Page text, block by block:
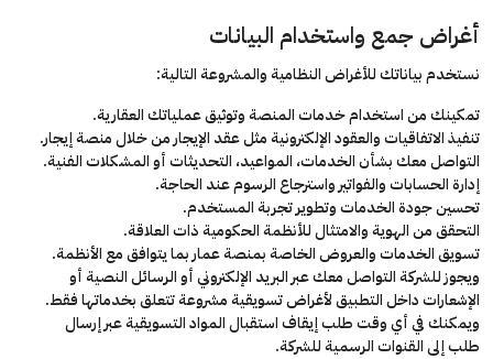
أغراض جمع واستخدام البيانات
نستخدم بياناتك للأغراض النظامية والمشروعة التالية:
تمكينك من استخدام خدمات المنصة وتوثيق عملياتك العقارية.
تنفيذ الاتفاقيات والعقود الإلكترونية مثل عقد الإيجار من خلال منصة إيجار.
التواصل معك بشأن الخدمات، المواعيد، التحديثات أو المشكلات الفنية.
إدارة الحسابات والفواتير واسترجاع الرسوم عند الحاجة.
تحسين جودة الخدمات وتطوير تجربة المستخدم.
التحقق من الهوية والامتثال للأنظمة الحكومية ذات العلاقة.
تسويق الخدمات والعروض الخاصة بمنصة عمار بما يتوافق مع الأنظمة.
ويجوز للشركة التواصل معك عبر البريد الإلكتروني أو الرسائل النصية أو
الإشعارات داخل التطبيق لأغراض تسويقية مشروعة تتعلق بخدماتها فقط.
ويمكنك في أي وقت طلب إيقاف استقبال المواد التسويقية عبر إرسال
طلب إلى القنوات الرسمية للشركة.